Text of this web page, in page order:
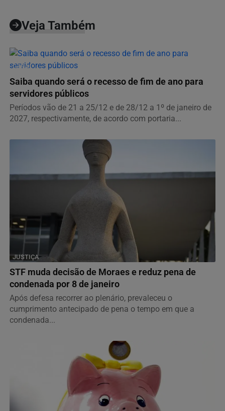
Veja Também
GERAL
Saiba quando será o recesso de fim de ano para
servidores públicos
Períodos vão de 21 a 25/12 e de 28/12 a 1º de janeiro de
2027, respectivamente, de acordo com portaria...
JUSTIÇA
STF muda decisão de Moraes e reduz pena de
condenada por 8 de janeiro
Após defesa recorrer ao plenário, prevaleceu o
cumprimento antecipado de pena o tempo em que a
condenada...